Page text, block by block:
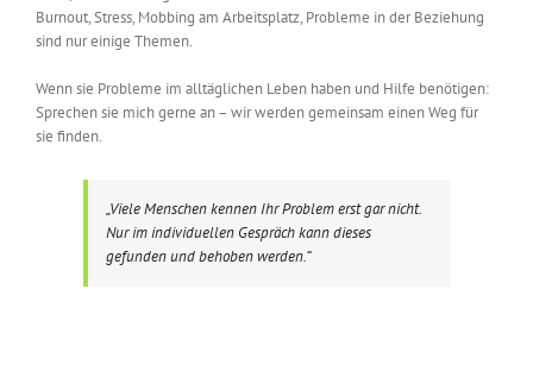
Burnout, Stress, Mobbing am Arbeitsplatz, Probleme in der Beziehung
sind nur einige Themen.
Wenn sie Probleme im alltäglichen Leben haben und Hilfe benötigen:
Sprechen sie mich gerne an – wir werden gemeinsam einen Weg für
sie finden.
„Viele Menschen kennen Ihr Problem erst gar nicht.
Nur im individuellen Gespräch kann dieses
gefunden und behoben werden.“